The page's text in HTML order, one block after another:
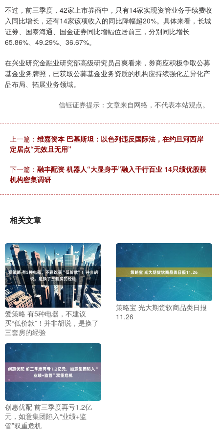
不过，前三季度，42家上市券商中，只有14家实现资管业务手续费收
入同比增长，还有14家该项收入的同比降幅超20%。具体来看，长城
证券、国泰海通、国金证券同比增幅位居前三，分别同比增长
65.86%、49.29%、36.67%。
在兴业研究金融业研究部高级研究员吕爽看来，券商应积极争取公募
基金业务牌照，已获取公募基金业务资质的机构应持续强化差异化产
品布局、拓展业务领域。
信钰证券提示：文章来自网络，不代表本站观点。
上一篇： 维嘉资本 巴基斯坦：以色列违反国际法，在约旦河西岸
定居点“无效且无用”
下一篇： 融丰配资 机器人“大显身手”融入千行百业 14只绩优股获
机构密集调研
相关文章
爱策略 有5种电器，不建议
买“低价款”！并非胡说，是换了
三套房的经验
策略宝 光大期货软商品类日报
11.26
创惠优配 前三季度再亏1.2亿
元，如意集团陷入“业绩+监
管”双重危机